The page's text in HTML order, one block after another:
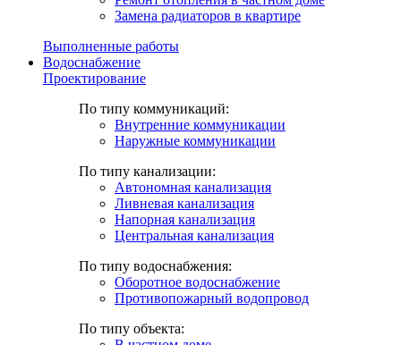
Замена радиаторов в квартире
Выполненные работы
Водоснабжение
Проектирование
По типу коммуникаций:
Внутренние коммуникации
Наружные коммуникации
По типу канализации:
Автономная канализация
Ливневая канализация
Напорная канализация
Центральная канализация
По типу водоснабжения:
Оборотное водоснабжение
Противопожарный водопровод
По типу объекта: